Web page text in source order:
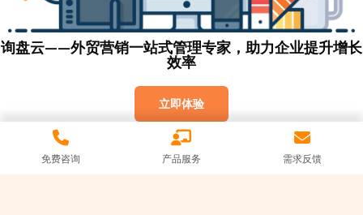
询盘云——外贸营销一站式管理专家，助力企业提升增长
效率
立即体验
免费咨询 产品服务 需求反馈